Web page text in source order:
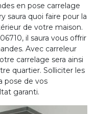
en pose carrelage
saura quoi faire pour la
de votre maison.
il saura vous offrir
Avec carreleur
carrelage sera ainsi
quartier. Solliciter les
pose de vos
garanti.